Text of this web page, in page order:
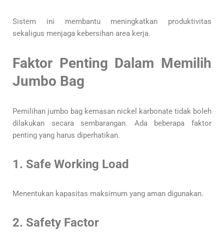
Sistem ini membantu meningkatkan produktivitas
sekaligus menjaga kebersihan area kerja.
Faktor Penting Dalam Memilih
Jumbo Bag
Pemilihan jumbo bag kemasan nickel karbonate tidak boleh
dilakukan secara sembarangan. Ada beberapa faktor
penting yang harus diperhatikan.
1. Safe Working Load
Menentukan kapasitas maksimum yang aman digunakan.
2. Safety Factor